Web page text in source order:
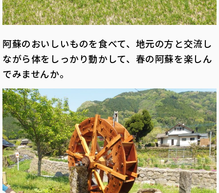
阿蘇のおいしいものを食べて、地元の方と交流し
ながら体をしっかり動かして、春の阿蘇を楽しん
でみませんか。